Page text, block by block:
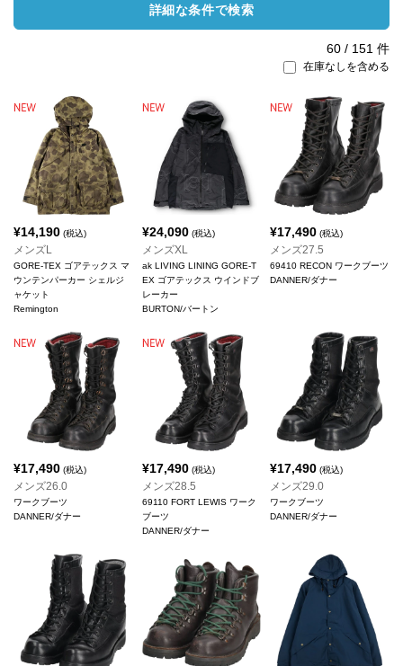
詳細な条件で検索
60 / 151 件
在庫なしを含める
¥14,190 (税込)
メンズL
GORE-TEX ゴアテックス マ
ウンテンパーカー シェルジ
ャケット
Remington
¥24,090(税込)
メンズXL
ak LIVING LINING GORE-T
EX ゴアテックス ウインドブ
レーカー
BURTON/バートン
¥17,490 (税込)
メンズ27.5
69410 RECON ワークブーツ
DANNER/ダナー
¥17,490 (税込)
メンズ26.0
ワークブーツ
DANNER/ダナー
¥17,490(税込)
メンズ28.5
69110 FORT LEWIS ワーク
ブーツ
DANNER/ダナー
¥17,490 (税込)
メンズ29.0
ワークブーツ
DANNER/ダナー